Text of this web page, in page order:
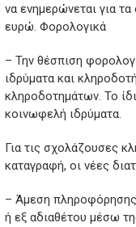
να ενημερώνεται για
ευρώ. Φορολογικά
– Την θέσπιση
ιδρύματα και
κληροδοτημάτων. Το
κοινωφελή ιδρύματα.
Για τις σχολάζουσες
καταγραφή, οι νέες
– Άμεση πληροφόρησης
ή εξ αδιαθέτου μέσω